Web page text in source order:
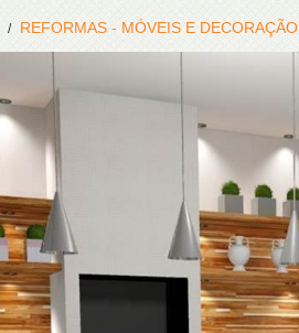
REFORMAS - MÓVEIS E DECORAÇÃO